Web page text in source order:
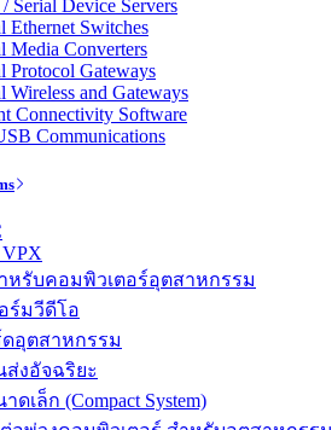
Serial Device Servers
Ethernet Switches
Media Converters
Protocol Gateways
Wireless and Gateways
Connectivity Software
Communications
หรับคอมพิวเตอร์อุตสาหกรรม
ร์มวีดีโอ
ดอุตสาหกรรม
งอัจฉริยะ
ดเล็ก (Compact System)